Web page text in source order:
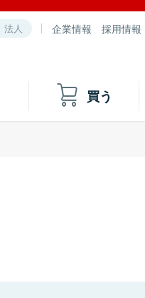
法人 企業情報 採用情報
買う